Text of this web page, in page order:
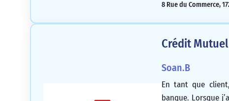
grandement
8 Rue du Commerce,
Crédit Mutuel
Soan.B
En tant que
banque. Lorsque